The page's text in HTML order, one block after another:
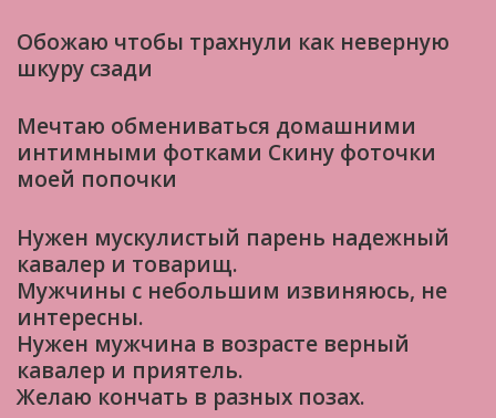
Обожаю чтобы трахнули как неверную
шкуру сзади
Мечтаю обмениваться домашними
интимными фотками Скину фоточки
моей попочки
Нужен мускулистый парень надежный
кавалер и товарищ.
Мужчины с небольшим извиняюсь, не
интересны.
Нужен мужчина в возрасте верный
кавалер и приятель.
Желаю кончать в разных позах.